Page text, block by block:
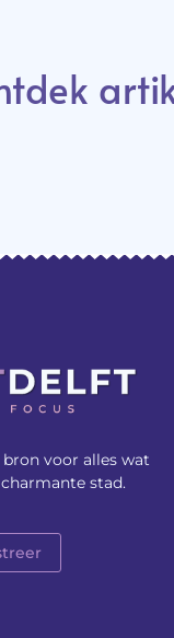
voor alles wat
stad.